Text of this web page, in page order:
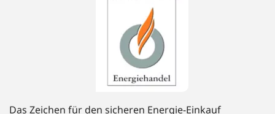
Das Zeichen für den sicheren Energie-Einkauf